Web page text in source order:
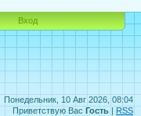
Понедельник, 10 Авг 2026, 08:04
Приветствую Вас Гость | RSS
Вход